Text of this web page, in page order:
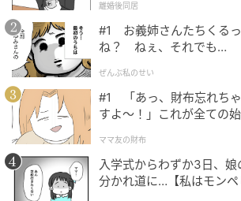
あの日以来、廊下ですれ違っても、男
ないまま足早に通り過ぎていく。あれ
声を、もう一度も聞いていない。
娘は今、叱られた場所ではなく、公
ルを追いかけている。
※GLAMが独自に実施したアンケート
代・女性読者様の体験談をもとに記
離婚後同居
#1 お義姉さんたちくる
ね？ ねぇ、それでも…
ぜんぶ私のせい
#1 「あっ、財布忘れち
すよ〜！」これが全ての
ママ友の財布
入学式からわずか3日、
分かれ道に…【私はモン